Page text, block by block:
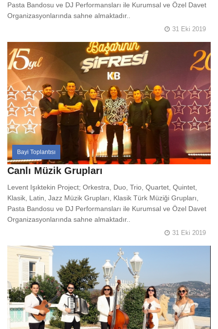
Pasta Bandosu ve DJ Performansları ile Kurumsal ve Özel Davet
Organizasyonlarında sahne almaktadır..
31 Eki 2019
Bayi Toplantısı
Canlı Müzik Grupları
Levent Işıktekin Project; Orkestra, Duo, Trio, Quartet, Quintet,
Klasik, Latin, Jazz Müzik Grupları, Klasik Türk Müziği Grupları,
Pasta Bandosu ve DJ Performansları ile Kurumsal ve Özel Davet
Organizasyonlarında sahne almaktadır..
31 Eki 2019